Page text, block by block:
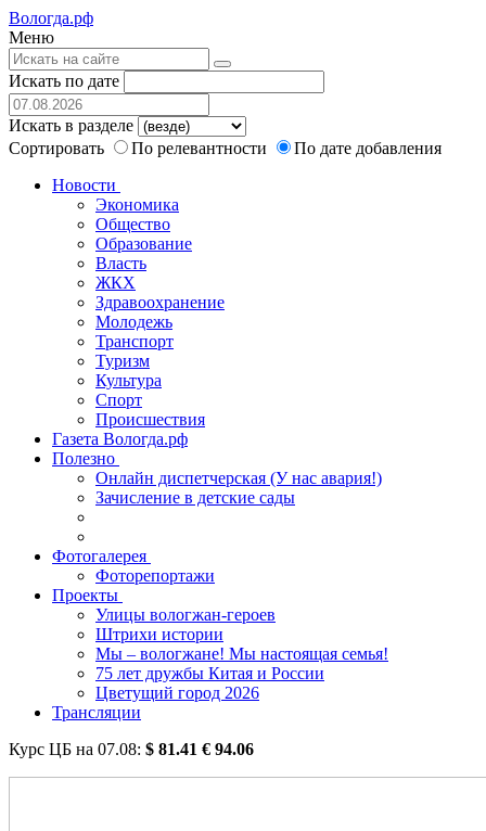
Вологда.рф
Меню
Искать по дате
Искать в разделе
Сортировать
По релевантности
По дате добавления
Новости
Экономика
Общество
Образование
Власть
ЖКХ
Здравоохранение
Молодежь
Транспорт
Туризм
Культура
Спорт
Происшествия
Газета Вологда.рф
Полезно
Онлайн диспетчерская (У нас авария!)
Зачисление в детские сады
Фотогалерея
Фоторепортажи
Проекты
Улицы вологжан-героев
Штрихи истории
Мы – вологжане! Мы настоящая семья!
75 лет дружбы Китая и России
Цветущий город 2026
Трансляции
Курс ЦБ на 07.08: $ 81.41 € 94.06